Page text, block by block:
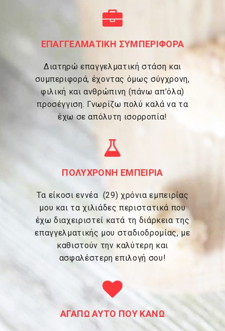
ΕΠΑΓΓΕΛΜΑΤΙΚΗ ΣΥΜΠΕΡΙΦΟΡΑ
Διατηρώ επαγγελματική στάση και
συμπεριφορά, έχοντας όμως σύγχρονη,
φιλική και ανθρώπινη (πάνω απ’όλα)
προσέγγιση. Γνωρίζω πολύ καλά να τα
έχω σε απόλυτη ισορροπία!
ΠΟΛΥΧΡΟΝΗ ΕΜΠΕΙΡΙΑ
Tα είκοσι εννέα (29) χρόνια εμπειρίας
μου και τα χιλιάδες περιστατικά που
έχω διαχειριστεί κατά τη διάρκεια της
επαγγελματικής μου σταδιοδρομίας, με
καθιστούν την καλύτερη και
ασφαλέστερη επιλογή σου!
ΑΓΑΠΩ ΑΥΤΟ ΠΟΥ ΚΑΝΩ